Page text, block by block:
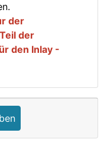
der
der
den Inlay -